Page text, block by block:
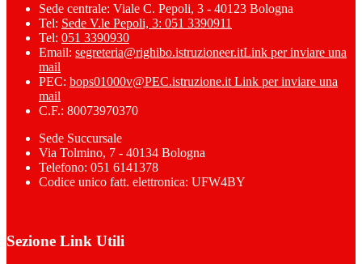
Sede centrale: Viale C. Pepoli, 3 - 40123 Bologna
Tel: Sede V.le Pepoli, 3: 051 3390911
Tel: 051 3390930
Email: segreteria@righibo.istruzioneer.itLink per inviare una
mail
PEC: bops01000v@PEC.istruzione.it Link per inviare una
mail
C.F.: 80073970370
Sede Succursale
Via Tolmino, 7 - 40134 Bologna
Telefono: 051 6141378
Codice unico fatt. elettronica: UFW4BY
Sezione Link Utili